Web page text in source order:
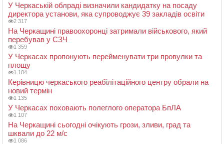
У Черкаській облраді визначили кандидатку на посаду
директора установи, яка супроводжує 39 закладів освіти
2 317
На Черкащині правоохоронці затримали військового, який
перебував у СЗЧ
1 359
У Черкасах пропонують перейменувати три провулки та
площу
1 184
Керівницю черкаського реабілітаційного центру обрали на
новий термін
1 135
У Черкасах поховають полеглого оператора БпЛА
1 107
На Черкащині сьогодні очікують грози, зливи, град та
шквали до 22 м/с
1 086